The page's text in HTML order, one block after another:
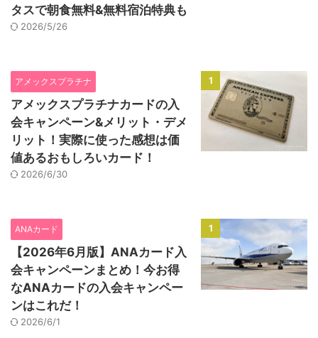
タスで朝食無料&無料宿泊特典も
2026/5/26
1
アメックスプラチナ
アメックスプラチナカードの入
会キャンペーン&メリット・デメ
リット！実際に使った感想は価
値あるおもしろいカード！
2026/6/30
1
ANAカード
【2026年6月版】ANAカード入
会キャンペーンまとめ！今お得
なANAカードの入会キャンペー
ンはこれだ！
2026/6/1